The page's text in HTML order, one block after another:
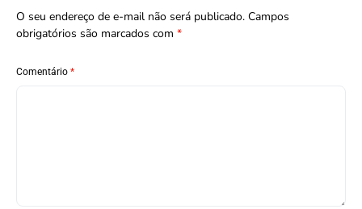
O seu endereço de e-mail não será publicado. Campos
obrigatórios são marcados com *
Comentário *